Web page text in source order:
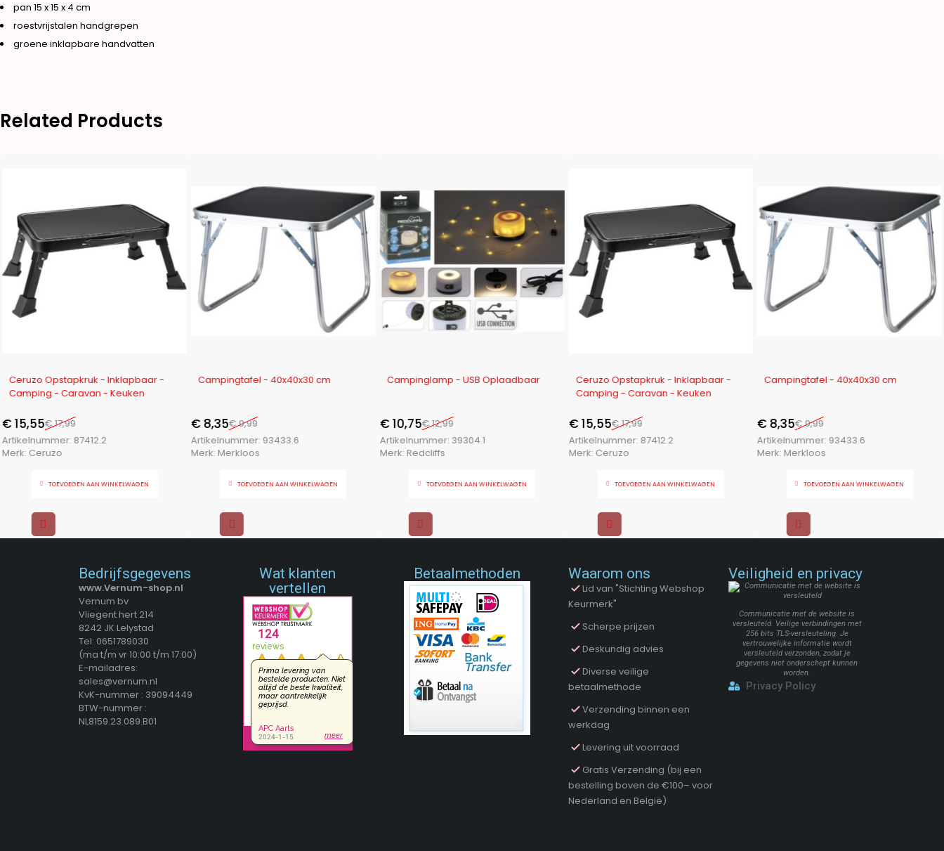
pan 15 x 15 x 4 cm
roestvrijstalen handgrepen
groene inklapbare handvatten
Related Products
-14%
Ceruzo Opstapkruk - Inklapbaar -
Camping - Caravan - Keuken
€17,99
€15,55
Artikelnummer: 87412.2
Merk: Ceruzo
TOEVOEGEN AAN WINKELWAGEN
-16%
Campingtafel - 40x40x30 cm
€9,99
€8,35
Artikelnummer: 93433.6
Merk: Merkloos
TOEVOEGEN AAN WINKELWAGEN
-17%
Campinglamp - USB Oplaadbaar
€12,99
€10,75
Artikelnummer: 39304.1
Merk: Redcliffs
TOEVOEGEN AAN WINKELWAGEN
-14%
Ceruzo Opstapkruk - Inklapbaar -
Camping - Caravan - Keuken
€17,99
€15,55
Artikelnummer: 87412.2
Merk: Ceruzo
TOEVOEGEN AAN WINKELWAGEN
-16%
Campingtafel - 40x40x30 cm
€9,99
€8,35
Artikelnummer:93433.6
Merk:Merkloos
TOEVOEGEN AAN WINKELWAGEN
Bedrijfsgegevens
www.Vernum-shop.nl
Vernum bv
Vliegent hert 214
8242 JK Lelystad
Tel: 0651789030
(ma t/m vr 10:00 t/m 17:00)
E-mailadres:
sales@vernum.nl
KvK-nummer : 39094449
BTW-nummer :
NL8159.23.089.B01
Wat klanten
vertellen
Betaalmethoden Waarom ons
Lid van "Stichting Webshop
Keurmerk"
Scherpe prijzen
Deskundig advies
Diverse veilige
betaalmethode
Verzending binnen een
werkdag
Levering uit voorraad
Gratis Verzending (bij een
bestelling boven de €100– voor
Nederland en België)
Veiligheid en privacy
Communicatie met de website is
versleuteld. Veilige verbindingen met
256 bits TLS-versleuteling. Je
vertrouwelijke informatie wordt
versleuteld verzonden, zodat je
gegevens niet onderschept kunnen
worden.
Privacy Policy